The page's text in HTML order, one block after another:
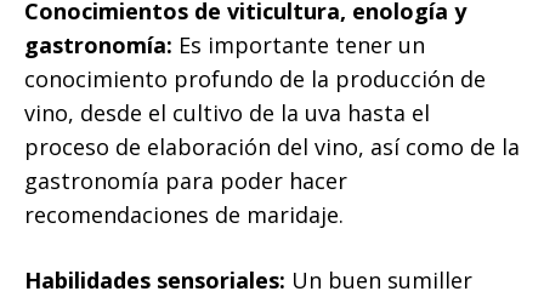
Conocimientos de viticultura, enología y
gastronomía: Es importante tener un
conocimiento profundo de la producción de
vino, desde el cultivo de la uva hasta el
proceso de elaboración del vino, así como de la
gastronomía para poder hacer
recomendaciones de maridaje.
Habilidades sensoriales: Un buen sumiller